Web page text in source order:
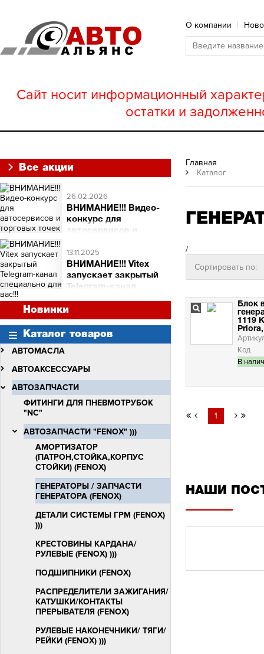
О компании
Сайт носит информационный
остатки и
Все акции
26.02.2026
ВНИМАНИЕ!!! Видео-
конкурс для
автосервисов и
ВНИМАНИЕ!!! Видео-
конкурс для автосервисов
и торговых точек
Сними видео с Vitex -
Quantum Molibden
13.11.2025
ВНИМАНИЕ!!! Vitex
запускает закрытый
Telegram-канал
ВНИМАНИЕ!!!
Telegram-канал
специально для вас!!!
Новинки
Каталог товаров
АВТОМАСЛА
АВТОАКСЕССУАРЫ
АВТОЗАПЧАСТИ
ФИТИНГИ ДЛЯ ПНЕВМОТРУБОК
"NC"
АВТОЗАПЧАСТИ "FENOX" )))
АМОРТИЗАТОР
(ПАТРОН,СТОЙКА,КОРПУС
СТОЙКИ) (FENOX)
ГЕНЕРАТОРЫ / ЗАПЧАСТИ
ГЕНЕРАТОРА (FENOX)
ДЕТАЛИ СИСТЕМЫ ГРМ (FENOX)
)))
КРЕСТОВИНЫ КАРДАНА/
РУЛЕВЫЕ (FENOX) )))
ПОДШИПНИКИ (FENOX)
РАСПРЕДЕЛИТЕЛИ ЗАЖИГАНИЯ/
КАТУШКИ/КОНТАКТЫ
ПРЕРЫВАТЕЛЯ (FENOX)
РУЛЕВЫЕ НАКОНЕЧНИКИ/ ТЯГИ/
РЕЙКИ (FENOX) )))
Главная
Каталог
/
Сортировать по:
Блок
1119
Код
В
1
НАШИ